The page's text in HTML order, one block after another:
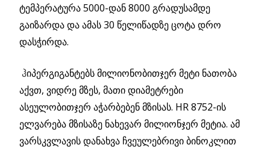
ტემპერატურა 5000-დან 8000 გრადუსამდე
გაიზარდა და ამას 30 წელიწადზე ცოტა დრო
დასჭირდა.
ჰიპერგიგანტებს მილიონობითჯერ მეტი ნათობა
აქვთ, ვიდრე მზეს, მათი დიამეტრები
ასეულობითჯერ აჭარბებენ მზისას. HR 8752-ის
ელვარება მზისაზე ნახევარ მილიონჯერ მეტია. ამ
ვარსკვლავის დანახვა ჩვეულებრივი ბინოკლით